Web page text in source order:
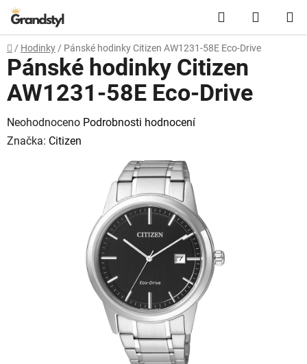
Přejít na obsah Hledat
Domů
/ Hodinky / Pánské hodinky Citizen AW1231-58E Eco-Drive
Pánské hodinky Citizen
AW1231-58E Eco-Drive
Průměrné hodnocení produktu je 0,0 z 5 hvězdiček.
Neohodnoceno Podrobnosti hodnocení
Značka: Citizen